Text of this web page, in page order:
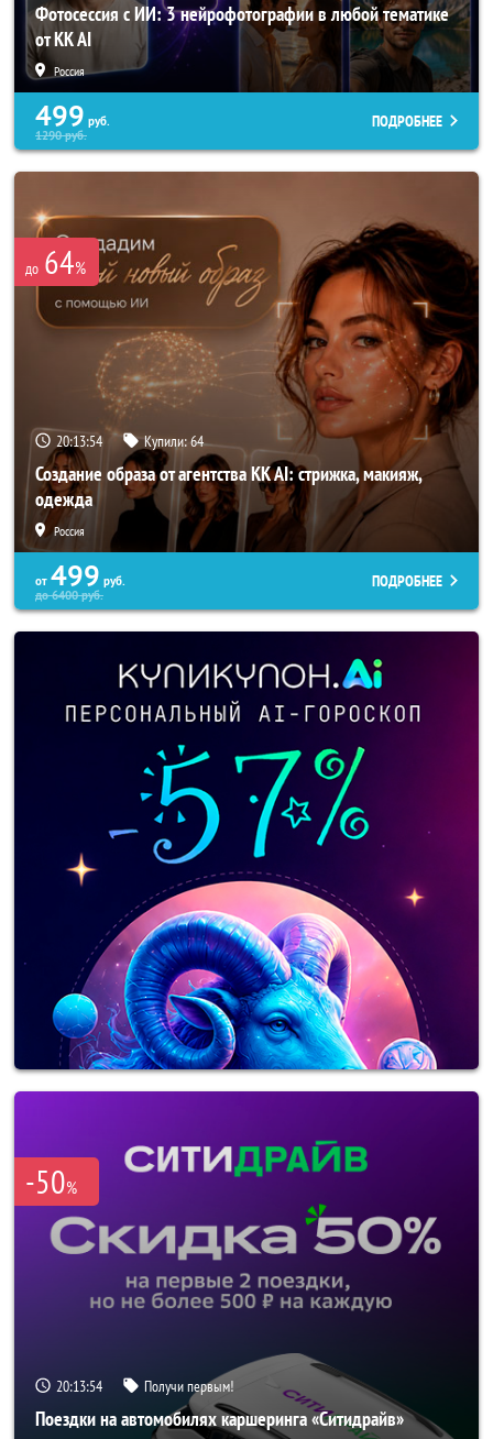
Фотосессия с ИИ: 3 нейрофотографии в любой тематике
от KK AI
Россия
499 руб.
1290руб.
ПОДРОБНЕЕ
до 64%
20:13:53 Купили:64
Создание образа от агентства KK AI: стрижка, макияж,
одежда
Россия
от 499 руб.
до6400руб.
ПОДРОБНЕЕ
-50%
20:13:53 Получи первым!
Поездки на автомобилях каршеринга «Ситидрайв»